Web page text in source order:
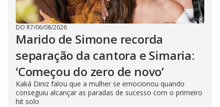
DO R7/06/08/2026
Marido de Simone recorda
separação da cantora e Simaria:
‘Começou do zero de novo’
Kaká Diniz falou que a mulher se emocionou quando
conseguiu alcançar as paradas de sucesso com o primeiro
hit solo